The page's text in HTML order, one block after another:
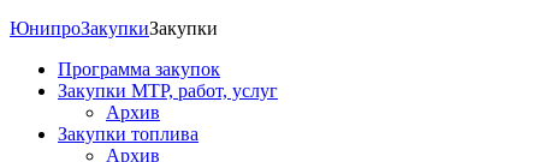
ЮнипроЗакупкиЗакупки
Программа закупок
Закупки МТР, работ, услуг
Архив
Закупки топлива
Архив